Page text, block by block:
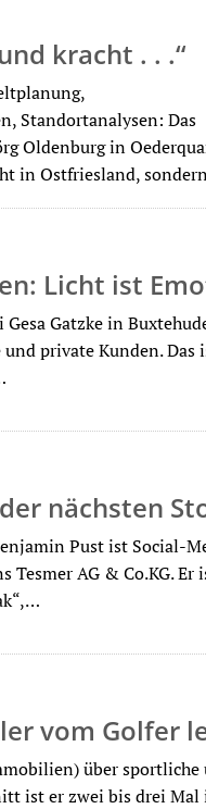
kracht . . .“
Standortanalysen: Das
Oldenburg in
in Ostfriesland,
Licht ist
Gesa Gatzke in
private Kunden. Das
nächsten
Pust ist Social-
AG & Co.KG. Er
vom Golfer
über sportliche
ist er zwei bis drei Mal